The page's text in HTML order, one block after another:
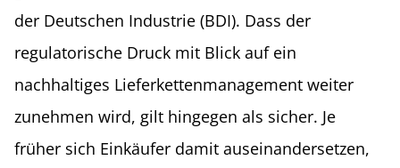
der Deutschen Industrie (BDI). Dass der
regulatorische Druck mit Blick auf ein
nachhaltiges Lieferkettenmanagement weiter
zunehmen wird, gilt hingegen als sicher. Je
früher sich Einkäufer damit auseinandersetzen,